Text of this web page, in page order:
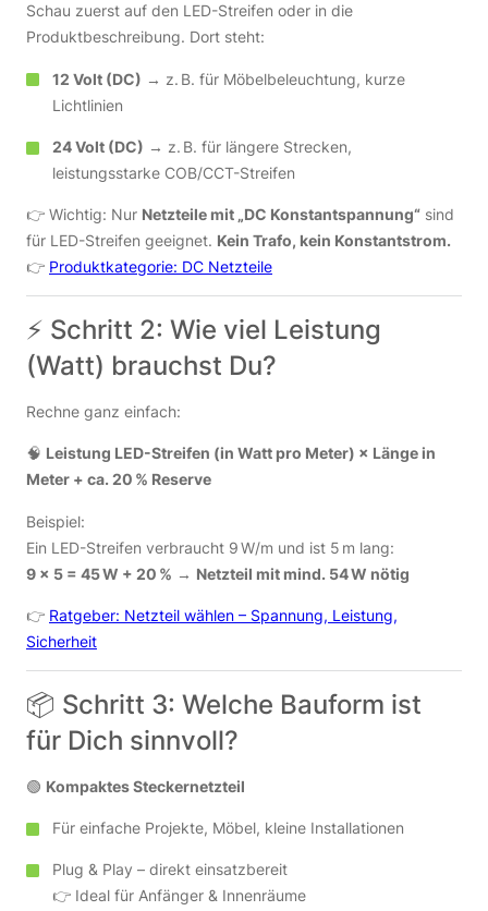
Schau zuerst auf den LED-Streifen oder in die
Produktbeschreibung. Dort steht:
12 Volt (DC) → z. B. für Möbelbeleuchtung, kurze
Lichtlinien
24 Volt (DC) → z. B. für längere Strecken,
leistungsstarke COB/CCT-Streifen
👉 Wichtig: Nur Netzteile mit „DC Konstantspannung“ sind
für LED-Streifen geeignet. Kein Trafo, kein Konstantstrom.
👉 Produktkategorie: DC Netzteile
⚡ Schritt 2: Wie viel Leistung
(Watt) brauchst Du?
Rechne ganz einfach:
🧠 Leistung LED-Streifen (in Watt pro Meter) × Länge in
Meter + ca. 20 % Reserve
Beispiel:
Ein LED-Streifen verbraucht 9 W/m und ist 5 m lang:
9 × 5 = 45 W + 20 % → Netzteil mit mind. 54 W nötig
👉 Ratgeber: Netzteil wählen – Spannung, Leistung,
Sicherheit
📦 Schritt 3: Welche Bauform ist
für Dich sinnvoll?
🟢 Kompaktes Steckernetzteil
Für einfache Projekte, Möbel, kleine Installationen
Plug & Play – direkt einsatzbereit
👉 Ideal für Anfänger & Innenräume